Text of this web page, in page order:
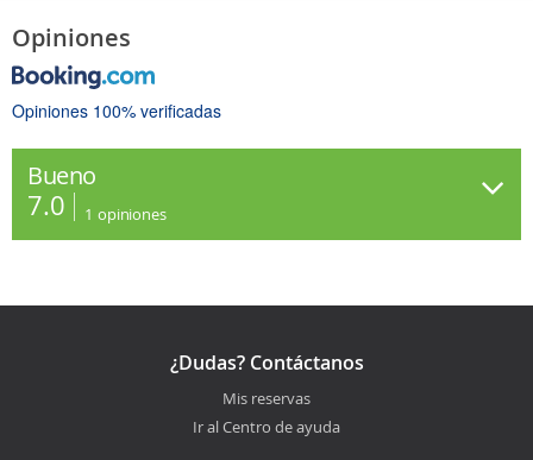
Opiniones
Opiniones 100% verificadas
Bueno
7.0 1 opiniones
¿Dudas? Contáctanos
Mis reservas
Ir al Centro de ayuda